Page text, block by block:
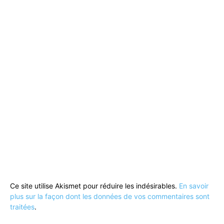
Ce site utilise Akismet pour réduire les indésirables. En savoir
plus sur la façon dont les données de vos commentaires sont
traitées.